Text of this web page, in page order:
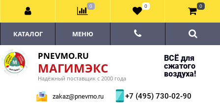
PNEVMO.RU
МАГИМЭКС
Надёжный поставщик с 2000 года
ВСЁ для
сжатого
воздуха!
zakaz@pnevmo.ru +7 (495) 730-02-90
КАТАЛОГ МЕНЮ
0 0 0